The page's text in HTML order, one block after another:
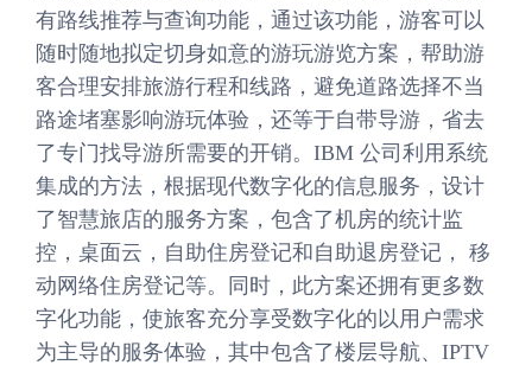
有路线推荐与查询功能，通过该功能，游客可以
随时随地拟定切身如意的游玩游览方案，帮助游
客合理安排旅游行程和线路，避免道路选择不当
路途堵塞影响游玩体验，还等于自带导游，省去
了专门找导游所需要的开销。IBM 公司利用系统
集成的方法，根据现代数字化的信息服务，设计
了智慧旅店的服务方案，包含了机房的统计监
控，桌面云，自助住房登记和自助退房登记， 移
动网络住房登记等。同时，此方案还拥有更多数
字化功能，使旅客充分享受数字化的以用户需求
为主导的服务体验，其中包含了楼层导航、IPTV